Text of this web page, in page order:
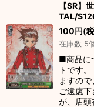
【SR】
TAL/
100円(
在庫数 5
■商品に
トです
ますの
ご遠慮
が、店